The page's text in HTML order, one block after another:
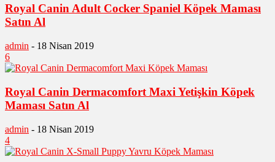
Royal Canin Adult Cocker Spaniel Köpek Maması
Satın Al
admin - 18 Nisan 2019
6
Royal Canin Dermacomfort Maxi Yetişkin Köpek
Maması Satın Al
admin - 18 Nisan 2019
4